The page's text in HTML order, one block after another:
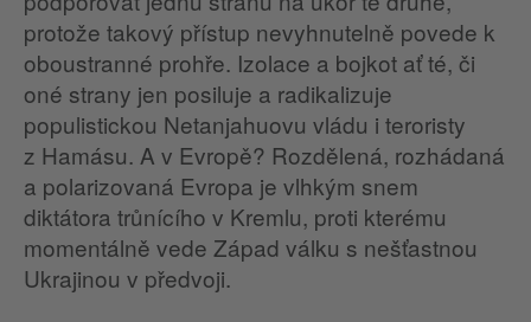
protože takový přístup nevyhnutelně povede k
oboustranné prohře. Izolace a bojkot ať té, či
oné strany jen posiluje a radikalizuje
populistickou Netanjahuovu vládu i teroristy
z Hamásu. A v Evropě? Rozdělená, rozhádaná
a polarizovaná Evropa je vlhkým snem
diktátora trůnícího v Kremlu, proti kterému
momentálně vede Západ válku s nešťastnou
Ukrajinou v předvoji.